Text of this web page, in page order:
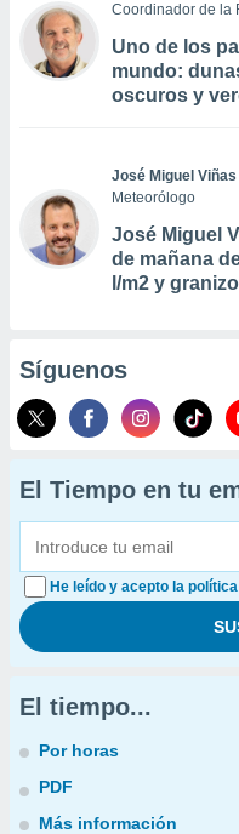
Coordinador de la
Uno de los
mundo:
oscuros y
José Miguel Viñas
Meteorólogo
José Miguel
de mañana
l/m2 y
Síguenos
El Tiempo en tu
He leído y acepto la
El tiempo...
Por horas
PDF
Más información